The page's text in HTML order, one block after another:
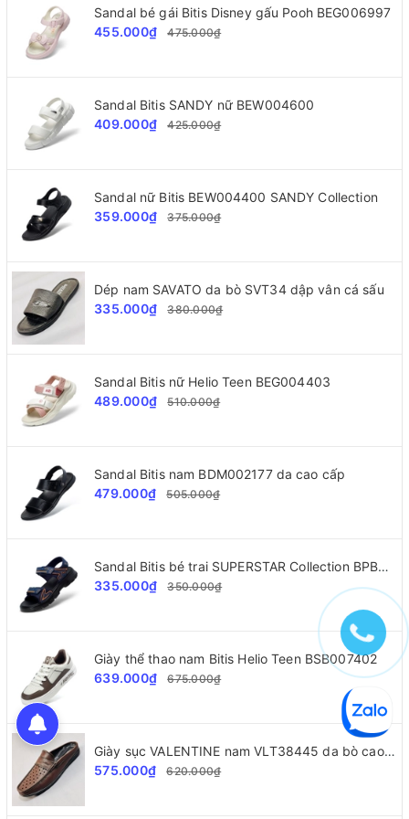
Sandal bé gái Bitis Disney gấu Pooh BEG006997
455.000₫
475.000₫
Sandal Bitis SANDY nữ BEW004600
409.000₫
425.000₫
Sandal nữ Bitis BEW004400 SANDY Collection
359.000₫
375.000₫
Dép nam SAVATO da bò SVT34 dập vân cá sấu
335.000₫
380.000₫
Sandal Bitis nữ Helio Teen BEG004403
489.000₫
510.000₫
Sandal Bitis nam BDM002177 da cao cấp
479.000₫
505.000₫
Sandal Bitis bé trai SUPERSTAR Collection BPB000500
335.000₫
350.000₫
Giày thể thao nam Bitis Helio Teen BSB007402
639.000₫
675.000₫
Giày sục VALENTINE nam VLT38445 da bò cao cấp
575.000₫
620.000₫